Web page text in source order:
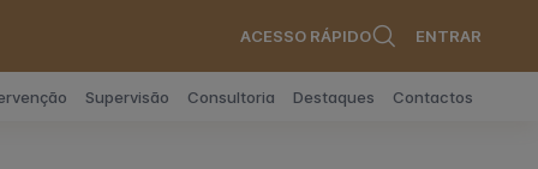
ACESSO RÁPIDO ENTRAR
Supervisão Consultoria Destaques Contactos